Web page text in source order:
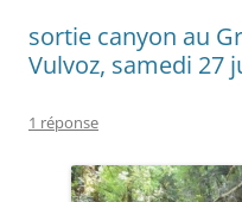
sortie canyon au
Vulvoz, samedi 27
1 réponse